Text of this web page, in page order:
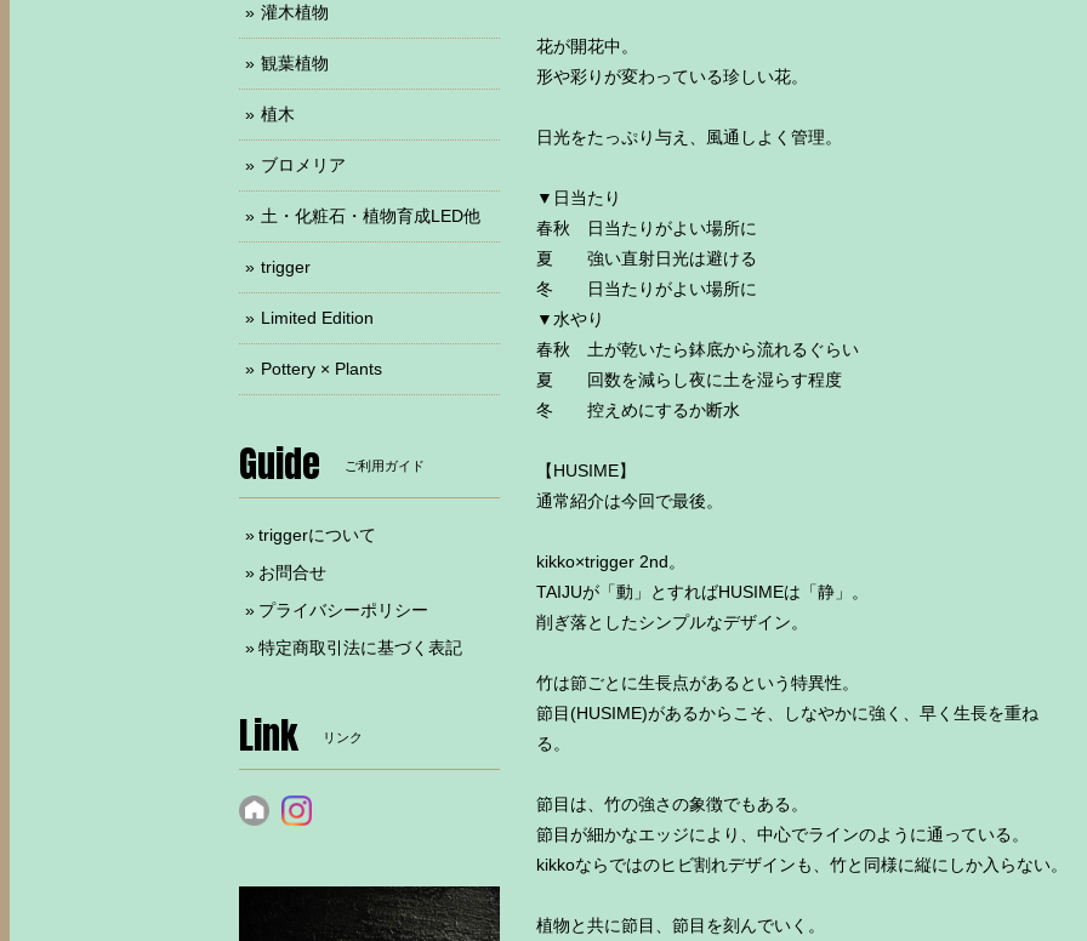
花が開花中。
形や彩りが変わっている珍しい花。
日光をたっぷり与え、風通しよく管理。
▼日当たり
春秋 日当たりがよい場所に
夏 強い直射日光は避ける
冬 日当たりがよい場所に
▼水やり
春秋 土が乾いたら鉢底から流れるぐらい
夏 回数を減らし夜に土を湿らす程度
冬 控えめにするか断水
【HUSIME】
通常紹介は今回で最後。
kikko×trigger 2nd。
TAIJUが「動」とすればHUSIMEは「静」。
削ぎ落としたシンプルなデザイン。
竹は節ごとに生長点があるという特異性。
節目(HUSIME)があるからこそ、しなやかに強く、早く生長を重ね
る。
節目は、竹の強さの象徴でもある。
節目が細かなエッジにより、中心でラインのように通っている。
kikkoならではのヒビ割れデザインも、竹と同様に縦にしか入らない。
植物と共に節目、節目を刻んでいく。
灌木植物
観葉植物
植木
ブロメリア
土・化粧石・植物育成LED他
trigger
Limited Edition
Pottery × Plants
Guide ご利用ガイド
triggerについて
お問合せ
プライバシーポリシー
特定商取引法に基づく表記
Link リンク